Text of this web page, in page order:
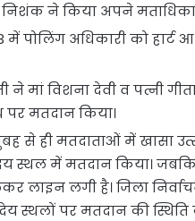
ने किया अपने
अधिकारी को हार्ट आ
ने मां विशना देवी व पत्नी
पर मतदान किया।
ही मतदाताओं में खासा
स्थल में मतदान किया।
लगी है। जिला
पर मतदान की स्थिति